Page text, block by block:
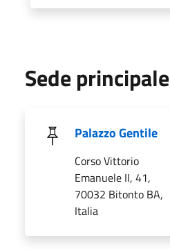
Sede principale
Palazzo Gentile
Corso Vittorio
Emanuele II, 41,
70032 Bitonto BA,
Italia